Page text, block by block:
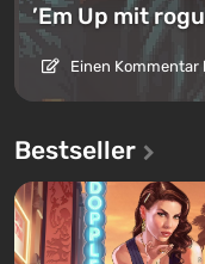
’Em Up mit
Einen Kommentar
Bestseller